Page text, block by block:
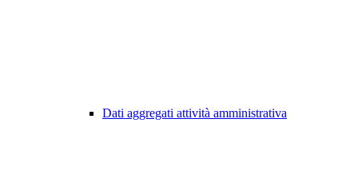
Dati aggregati attività amministrativa